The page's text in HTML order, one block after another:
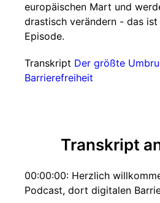
europäischen Mart und
drastisch verändern - das
Episode.
Transkript Der größte
Barrierefreiheit
Transkript
00:00:00: Herzlich
Podcast, dort digitalen